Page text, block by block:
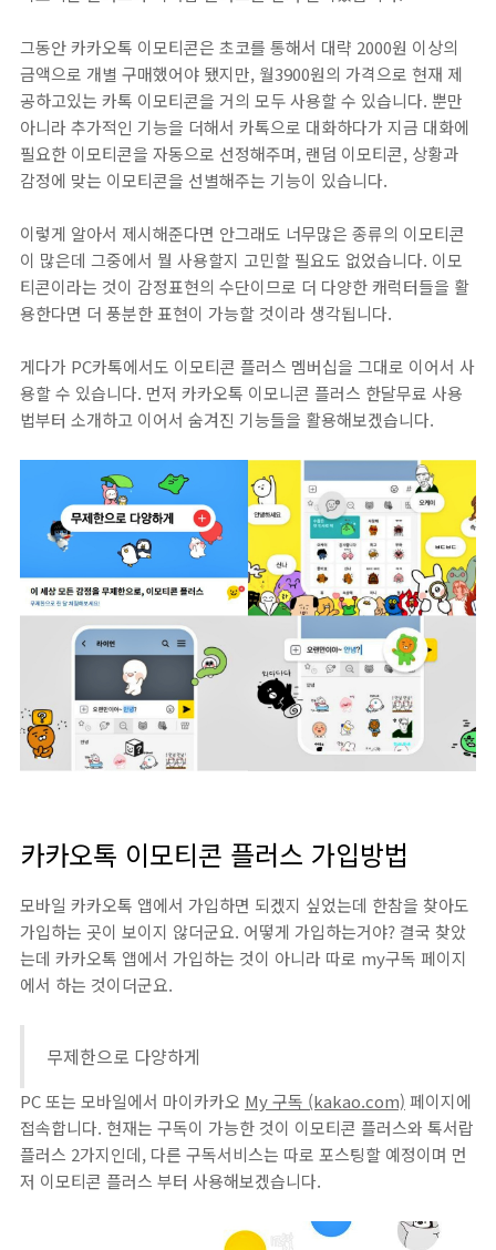
그동안 카카오톡 이모티콘은 초코를 통해서 대략 2000원 이상의
금액으로 개별 구매했어야 됐지만, 월3900원의 가격으로 현재 제
공하고있는 카톡 이모티콘을 거의 모두 사용할 수 있습니다. 뿐만
아니라 추가적인 기능을 더해서 카톡으로 대화하다가 지금 대화에
필요한 이모티콘을 자동으로 선정해주며, 랜덤 이모티콘, 상황과
감정에 맞는 이모티콘을 선별해주는 기능이 있습니다.
이렇게 알아서 제시해준다면 안그래도 너무많은 종류의 이모티콘
이 많은데 그중에서 뭘 사용할지 고민할 필요도 없었습니다. 이모
티콘이라는 것이 감정표현의 수단이므로 더 다양한 캐럭터들을 활
용한다면 더 풍분한 표현이 가능할 것이라 생각됩니다.
게다가 PC카톡에서도 이모티콘 플러스 멤버십을 그대로 이어서 사
용할 수 있습니다. 먼저 카카오톡 이모니콘 플러스 한달무료 사용
법부터 소개하고 이어서 숨겨진 기능들을 활용해보겠습니다.
카카오톡 이모티콘 플러스 가입방법
모바일 카카오톡 앱에서 가입하면 되겠지 싶었는데 한참을 찾아도
가입하는 곳이 보이지 않더군요. 어떻게 가입하는거야? 결국 찾았
는데 카카오톡 앱에서 가입하는 것이 아니라 따로 my구독 페이지
에서 하는 것이더군요.
무제한으로 다양하게
PC 또는 모바일에서 마이카카오 My 구독 (kakao.com) 페이지에
접속합니다. 현재는 구독이 가능한 것이 이모티콘 플러스와 톡서랍
플러스 2가지인데, 다른 구독서비스는 따로 포스팅할 예정이며 먼
저 이모티콘 플러스 부터 사용해보겠습니다.